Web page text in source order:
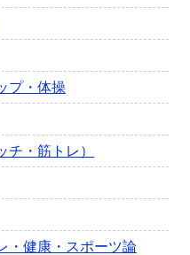
プ・体操
・筋トレ）
・健康・スポーツ論